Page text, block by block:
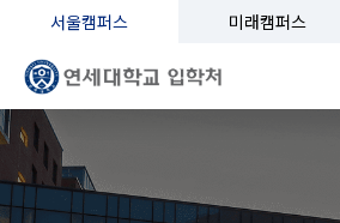
서울캠퍼스 미래캠퍼스